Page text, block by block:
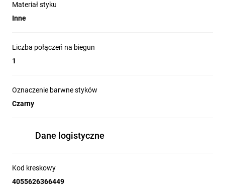
Materiał styku
Inne
Liczba połączeń na biegun
1
Oznaczenie barwne styków
Czarny
Dane logistyczne
Kod kreskowy
4055626366449